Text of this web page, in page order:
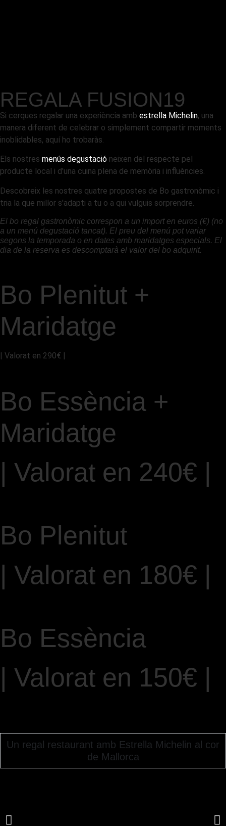
REGALA FUSION19
Si cerques regalar una experiència amb estrella Michelin, una
manera diferent de celebrar o simplement compartir moments
inoblidables, aquí ho trobaràs.
Els nostres menús degustació neixen del respecte pel
producte local i d'una cuina plena de memòria i influències.
Descobreix les nostres quatre propostes de Bo gastronòmic i
tria la que millor s'adapti a tu o a qui vulguis sorprendre.
El bo regal gastronòmic correspon a un import en euros (€) (no
a un menú degustació tancat). El preu del menú pot variar
segons la temporada o en dates amb maridatges especials. El
dia de la reserva es descomptarà el valor del bo adquirit.
Bo Plenitut +
Maridatge
| Valorat en 290€ |
Bo Essència +
Maridatge
| Valorat en 240€ |
Bo Plenitut
| Valorat en 180€ |
Bo Essència
| Valorat en 150€ |
Un regal restaurant amb Estrella Michelin al cor
de Mallorca